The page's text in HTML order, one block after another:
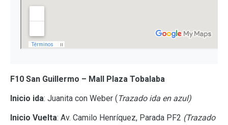
F10 San Guillermo – Mall Plaza Tobalaba
Inicio ida: Juanita con Weber (Trazado ida en azul)
Inicio Vuelta: Av. Camilo Henríquez, Parada PF2 (Trazado